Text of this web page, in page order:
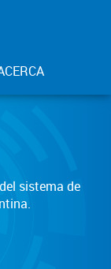
sistema de